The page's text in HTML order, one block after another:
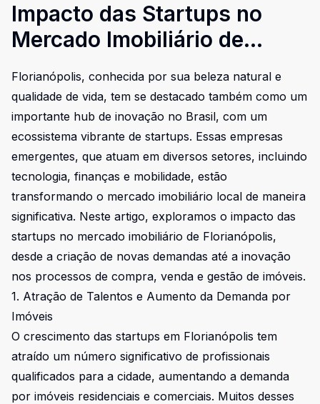
Impacto das Startups no
Mercado Imobiliário de
Florianópolis
Florianópolis, conhecida por sua beleza natural e
qualidade de vida, tem se destacado também como um
importante hub de inovação no Brasil, com um
ecossistema vibrante de startups. Essas empresas
emergentes, que atuam em diversos setores, incluindo
tecnologia, finanças e mobilidade, estão
transformando o mercado imobiliário local de maneira
significativa. Neste artigo, exploramos o impacto das
startups no mercado imobiliário de Florianópolis,
desde a criação de novas demandas até a inovação
nos processos de compra, venda e gestão de imóveis.
1. Atração de Talentos e Aumento da Demanda por
Imóveis
O crescimento das startups em Florianópolis tem
atraído um número significativo de profissionais
qualificados para a cidade, aumentando a demanda
por imóveis residenciais e comerciais. Muitos desses